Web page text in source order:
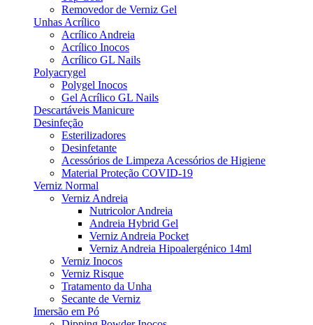
Removedor de Verniz Gel
Unhas Acrílico
Acrílico Andreia
Acrílico Inocos
Acrílico GL Nails
Polyacrygel
Polygel Inocos
Gel Acrílico GL Nails
Descartáveis Manicure
Desinfeção
Esterilizadores
Desinfetante
Acessórios de Limpeza Acessórios de Higiene
Material Proteção COVID-19
Verniz Normal
Verniz Andreia
Nutricolor Andreia
Andreia Hybrid Gel
Verniz Andreia Pocket
Verniz Andreia Hipoalergénico 14ml
Verniz Inocos
Verniz Risque
Tratamento da Unha
Secante de Verniz
Imersão em Pó